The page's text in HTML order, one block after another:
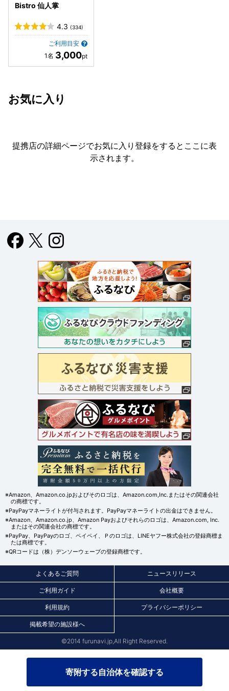
寄附する自治体を確認する
Bistro 仙人掌
4.3 (334)
ご利用目安
3,000
お気に入り
提携店の詳細ページでお気に入り登録をすると ここに表
示されます。
※Amazon、Amazon.co.jpおよびそのロゴは、Amazon.com,Inc.またはその関連会社
の商標です。
※PayPayマネーライトが付与されます。PayPayマネーライトの出金はできません。
※Amazon、Amazon.co.jp、Amazon Payおよびそれらのロゴは、Amazon.com, Inc.
またはその関連会社の商標です。
※PayPay、PayPayのロゴ、ペイペイ、Ｐのロゴは、LINEヤフー株式会社の登録商標ま
たは商標です。
※QRコードは（株）デンソーウェーブの登録商標です。
よくあるご質問 ニュースリリース
ご利用ガイド 会社概要
利用規約 プライバシーポリシー
掲載希望の施設様へ
©2014 furunavi.jp,All Right Reserved.